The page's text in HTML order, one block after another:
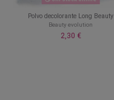
Polvo decolorante Long Beauty
Beauty evolution
2,30 €